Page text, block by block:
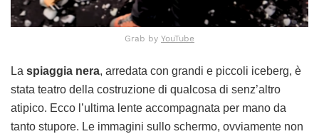
Grab by YouTube
La spiaggia nera, arredata con grandi e piccoli iceberg, è
stata teatro della costruzione di qualcosa di senz’altro
atipico. Ecco l’ultima lente accompagnata per mano da
tanto stupore. Le immagini sullo schermo, ovviamente non